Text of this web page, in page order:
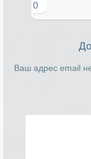
0
Ваш адрес email